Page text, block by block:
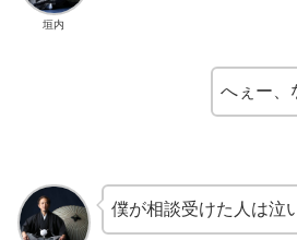
垣内
へぇー、
僕が相談受けた人は泣